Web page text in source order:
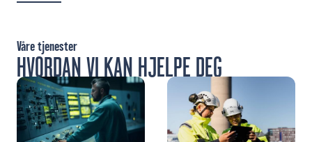
HVORDAN VI KAN HJELPE DEG
Våre tjenester